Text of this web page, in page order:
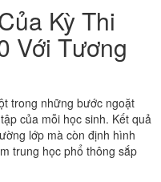
Kỳ Thi
Với Tương
trong những bước ngoặt
của mỗi học sinh. Kết quả
lớp mà còn định hình
trung học phổ thông sắp